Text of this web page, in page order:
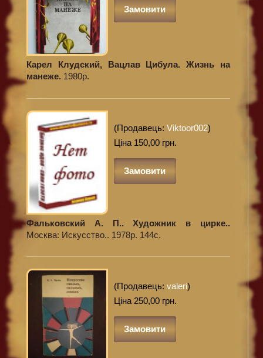
Замовити
Карел Клудский, Вацлав Цибула. Жизнь на
манеже. 1980р.
(Продавець: Viktoor002)
Ціна 150,00 грн.
Замовити
Фальковский А. П.. Художник в цирке..
Москва: Искусство.. 1978р. 144с.
(Продавець: valeri)
Ціна 250,00 грн.
Замовити